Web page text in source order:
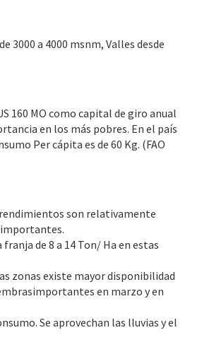
a 4000 msnm, Valles desde
160 MO como capital de giro anual
en los más pobres. En el país
Per cápita es de 60 Kg. (FAO
son relativamente
importantes.
de 8 a 14 Ton/ Ha en estas
zonas existe mayor disponibilidad
en marzo y en
Se aprovechan las lluvias y el